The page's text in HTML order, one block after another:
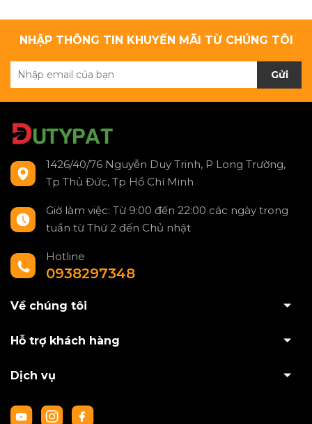
NHẬP THÔNG TIN KHUYẾN MÃI TỪ CHÚNG TÔI
Gửi
1426/40/76 Nguyễn Duy Trinh, P Long Trường,
Tp Thủ Đức, Tp Hồ Chí Minh
Giờ làm việc: Từ 9:00 đến 22:00 các ngày trong
tuần từ Thứ 2 đến Chủ nhật
Hotline
0938297348
Về chúng tôi
Hỗ trợ khách hàng
Dịch vụ